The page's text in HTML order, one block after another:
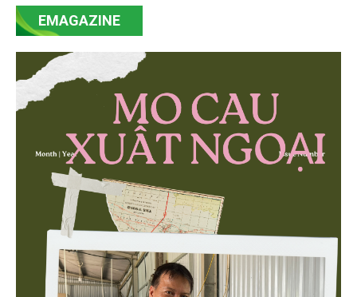
mạnh mẽ, thúc đẩy quá trình cải cách toàn diện,
minh bạch hóa chuỗi cung ứng và nâng cao hiệu
then chốt là nông nghiệp và môi trường.
EMAGAZINE